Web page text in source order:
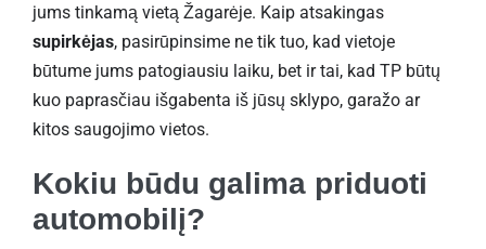
jums tinkamą vietą Žagarėje. Kaip atsakingas
supirkėjas, pasirūpinsime ne tik tuo, kad vietoje
būtume jums patogiausiu laiku, bet ir tai, kad TP būtų
kuo paprasčiau išgabenta iš jūsų sklypo, garažo ar
kitos saugojimo vietos.
Kokiu būdu galima priduoti
automobilį?